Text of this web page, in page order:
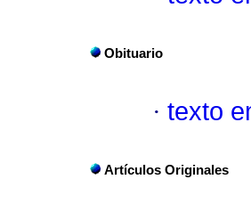
Obituario
· texto
Artículos Originales